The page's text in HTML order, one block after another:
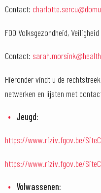
Contact:
FOD Volksgezondheid,
Contact:
Hieronder vindt u de
netwerken en lijsten met
Jeugd:
https://www.riziv.fgov.be/
https://www.riziv.fgov.be/
Volwassenen: